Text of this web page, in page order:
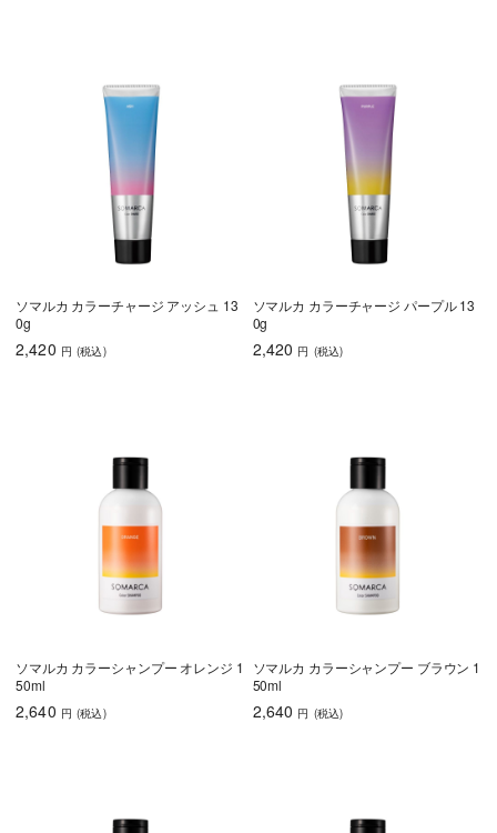
ソマルカ カラーチャージ アッシュ 13
0g
2,420 円 (税込)
ソマルカ カラーチャージ パープル 13
0g
2,420 円 (税込)
ソマルカ カラーシャンプー オレンジ 1
50ml
2,640 円 (税込)
ソマルカ カラーシャンプー ブラウン 1
50ml
2,640 円 (税込)